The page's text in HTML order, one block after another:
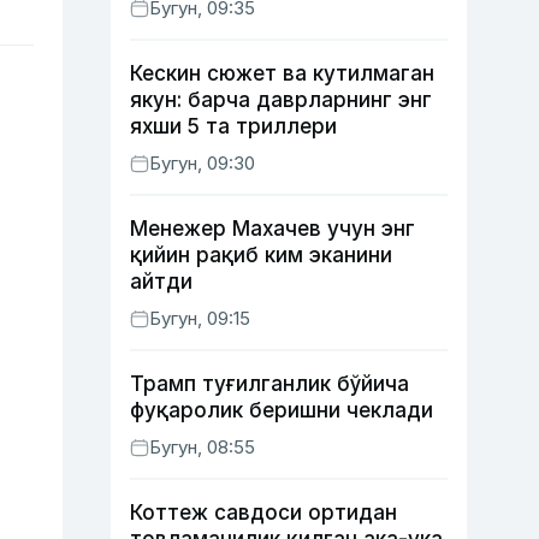
Бугун, 09:35
Кескин сюжет ва кутилмаган
якун: барча даврларнинг энг
яхши 5 та триллери
Бугун, 09:30
Менежер Махачев учун энг
қийин рақиб ким эканини
айтди
Бугун, 09:15
Трамп туғилганлик бўйича
фуқаролик беришни чеклади
Бугун, 08:55
Коттеж савдоси ортидан